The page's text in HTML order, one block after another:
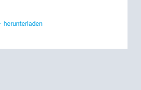
herunterladen